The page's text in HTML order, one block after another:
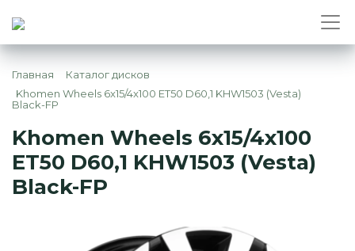
Главная
Каталог дисков
Khomen Wheels 6x15/4x100 ET50 D60,1 KHW1503 (Vesta)
Black-FP
Khomen Wheels 6x15/4x100
ET50 D60,1 KHW1503 (Vesta)
Black-FP